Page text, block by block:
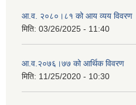
आ.व. २०८०।८१ को आय व्यय विवरण
मिति: 03/26/2025 - 11:40
आ.व.२०७६।७७ को आर्थिक विवरण
मिति: 11/25/2020 - 10:30